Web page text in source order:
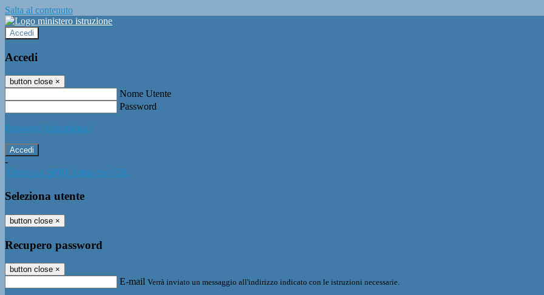
Salta al contenuto
Accedi
Accedi
button close ×
Nome Utente
Password
Password dimenticata?
-
Entra con SPID Entra con CIE
Seleziona utente
button close ×
Recupero password
button close ×
E-mail Verrà inviato un messaggio all'indirizzo indicato con le istruzioni necessarie.